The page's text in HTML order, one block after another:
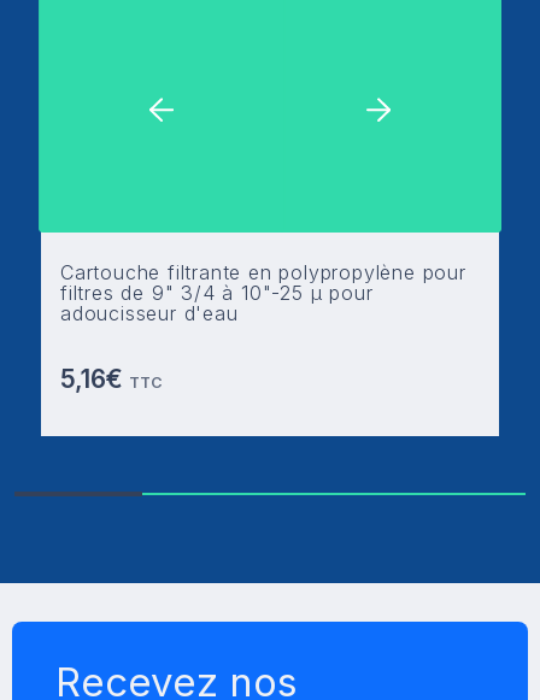
Cartouche filtrante en polypropylène pour
filtres de 9" 3/4 à 10"-25 µ pour
adoucisseur d'eau
5,16€ TTC
Recevez nos